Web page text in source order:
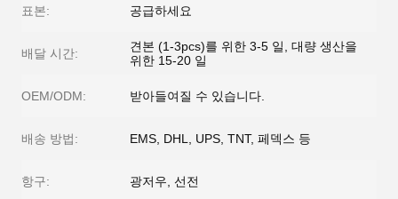
표본: 공급하세요
배달 시간:
견본 (1-3pcs)를 위한 3-5 일, 대량 생산을
위한 15-20 일
OEM/ODM: 받아들여질 수 있습니다.
배송 방법: EMS, DHL, UPS, TNT, 페덱스 등
항구: 광저우, 선전